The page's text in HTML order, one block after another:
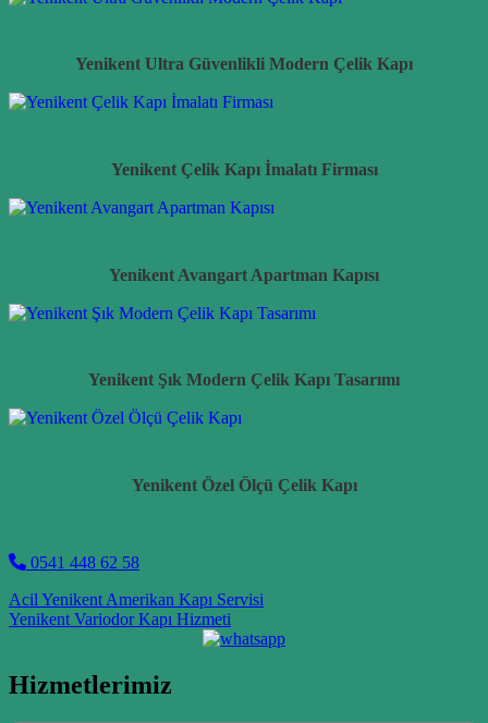
Yenikent Ultra Güvenlikli Modern Çelik Kapı
Yenikent Çelik Kapı İmalatı Firması
Yenikent Avangart Apartman Kapısı
Yenikent Şık Modern Çelik Kapı Tasarımı
Yenikent Özel Ölçü Çelik Kapı
0541 448 62 58
Post navigation
Acil Yenikent Amerikan Kapı Servisi
Yenikent Variodor Kapı Hizmeti
Hizmetlerimiz